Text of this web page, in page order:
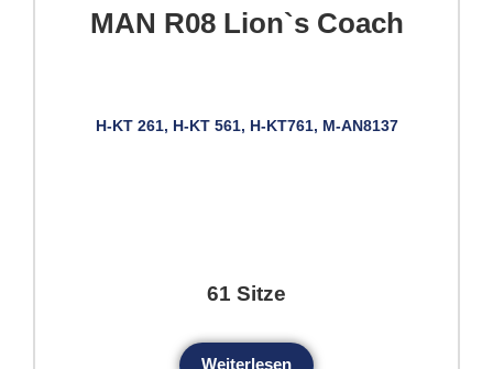
MAN R08 Lion`s Coach
H-KT 261, H-KT 561, H-KT761, M-AN8137
61 Sitze
Weiterlesen